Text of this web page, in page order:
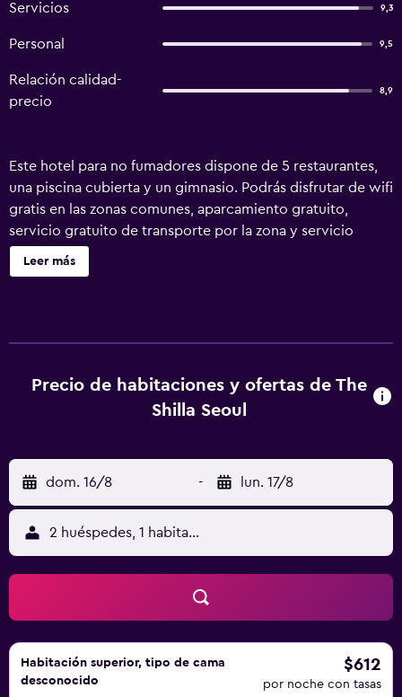
Servicios 9,3
Personal 9,5
Relación calidad-
precio
8,9
Este hotel para no fumadores dispone de 5 restaurantes,
una piscina cubierta y un gimnasio. Podrás disfrutar de wifi
gratis en las zonas comunes, aparcamiento gratuito,
servicio gratuito de transporte por la zona y servicio
gratuito de transporte al centro comercial. También
encontrarás un bar o lounge, un bar junto a la piscina y un
el tipo de almohada. Se ofrece televisión por cable con
canales de suscripción y Netflix. Los baños están
huéspedes pueden navegar por la web gracias a nuestro
acceso a Internet gratis (por cable y wifi). Entre las
comodidades especialmente pensadas para las personas
en viaje de negocios se incluyen escritorio, sillas de
oficina y teléfono. Las habitaciones también incluyen
botella de agua gratuita y secador de pelo. Se ofrece
servicio de descubierta nocturno y servicio de limpieza
todos los días. Es posible solicitar tabla de planchar con
plancha. En el alojamiento hay piscina cubierta, piscina al
aire libre de temporada y bañera de hidromasaje. Otros
servicios de ocio y esparcimiento incluyen sauna y
Leer más
Precio de habitaciones y ofertas de The
Shilla Seoul
dom. 16/8 - lun. 17/8
2 huéspedes, 1 habitación
Habitación superior, tipo de cama
desconocido
$612
por noche con tasas